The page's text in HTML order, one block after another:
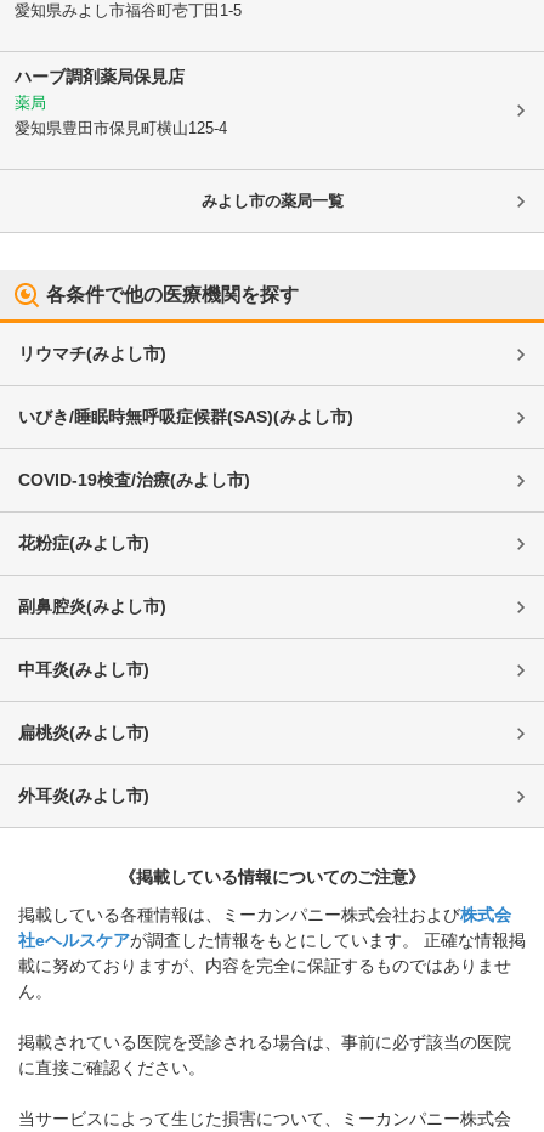
愛知県みよし市福谷町壱丁田1-5
ハーブ調剤薬局保見店
薬局
愛知県豊田市保見町横山125-4
みよし市の薬局一覧
各条件で他の医療機関を探す
リウマチ(みよし市)
いびき/睡眠時無呼吸症候群(SAS)(みよし市)
COVID-19検査/治療(みよし市)
花粉症(みよし市)
副鼻腔炎(みよし市)
中耳炎(みよし市)
扁桃炎(みよし市)
外耳炎(みよし市)
《掲載している情報についてのご注意》
掲載している各種情報は、ミーカンパニー株式会社および株式会
社eヘルスケアが調査した情報をもとにしています。 正確な情報掲
載に努めておりますが、内容を完全に保証するものではありませ
ん。
掲載されている医院を受診される場合は、事前に必ず該当の医院
に直接ご確認ください。
当サービスによって生じた損害について、ミーカンパニー株式会